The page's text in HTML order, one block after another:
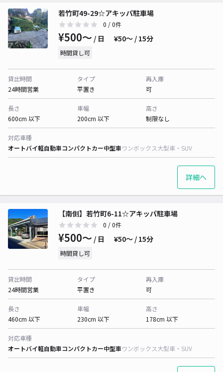
若竹町49-29☆アキッパ駐車場
0 / 0件
¥500〜 / 日 ¥50〜 / 15分
時間貸し可
貸出時間
24時間営業
タイプ
平置き
再入庫
可
長さ
600cm 以下
車幅
200cm 以下
高さ
制限なし
対応車種
オートバイ軽自動車コンパクトカー中型車ワンボックス大型車・SUV
詳細へ
【南側】若竹町6-11☆アキッパ駐車場
0 / 0件
¥500〜 / 日 ¥50〜 / 15分
時間貸し可
貸出時間
24時間営業
タイプ
平置き
再入庫
可
長さ
460cm 以下
車幅
230cm 以下
高さ
178cm 以下
対応車種
オートバイ軽自動車コンパクトカー中型車ワンボックス大型車・SUV